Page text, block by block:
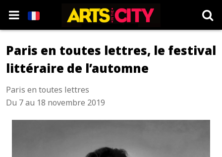
Paris en toutes lettres, le festival
littéraire de l’automne
Paris en toutes lettres
Du 7 au 18 novembre 2019